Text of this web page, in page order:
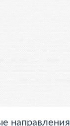
направления